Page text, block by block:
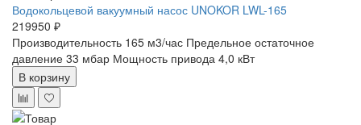
Водокольцевой вакуумный насос UNOKOR LWL-165
219950 ₽
Производительность 165 м3/час Предельное остаточное
давление 33 мбар Мощность привода 4,0 кВт
В корзину